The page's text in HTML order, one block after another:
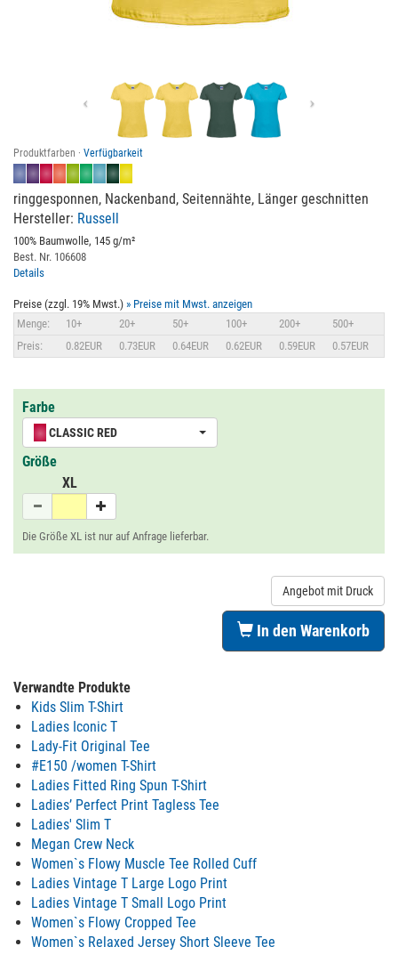
Previous
Produktfarben · Verfügbarkeit
ringgesponnen, Nackenband, Seitennähte, Länger geschnitten
Hersteller: Russell
100% Baumwolle, 145 g/m²
Best. Nr. 106608
Details
Preise (zzgl. 19% Mwst.) » Preise mit Mwst. anzeigen
Menge:
10+ 20+ 50+ 100+ 200+
500+
Preis:
0.82EUR 0.73EUR 0.64EUR 0.62EUR 0.59EUR 0.57EUR
Farbe
CLASSIC RED
Größe
XL
Die Größe XL ist nur auf Anfrage lieferbar.
Angebot mit Druck
In den Warenkorb
Verwandte Produkte
Kids Slim T-Shirt
Ladies Iconic T
Lady-Fit Original Tee
#E150 /women T-Shirt
Ladies Fitted Ring Spun T-Shirt
Ladies’ Perfect Print Tagless Tee
Ladies' Slim T
Megan Crew Neck
Women`s Flowy Muscle Tee Rolled Cuff
Ladies Vintage T Large Logo Print
Ladies Vintage T Small Logo Print
Women`s Flowy Cropped Tee
Women`s Relaxed Jersey Short Sleeve Tee